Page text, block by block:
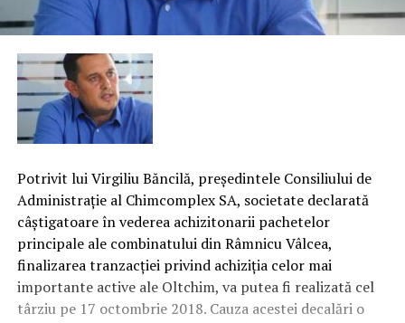
Potrivit lui Virgiliu Băncilă, preşedintele Consiliului de
Administraţie al Chimcomplex SA, societate declarată
câştigatoare în vederea achizitonarii pachetelor
principale ale combinatului din Râmnicu Vâlcea,
finalizarea tranzacţiei privind achiziţia celor mai
importante active ale Oltchim, va putea fi realizată cel
târziu pe 17 octombrie 2018. Cauza acestei decalări o